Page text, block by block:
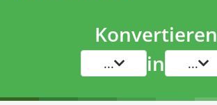
Konvertieren
... in ...